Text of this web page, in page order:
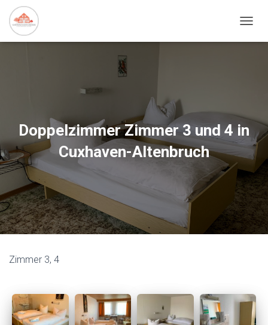
Doppelzimmer Zimmer 3 und 4 in
Cuxhaven-Altenbruch
Zimmer 3, 4